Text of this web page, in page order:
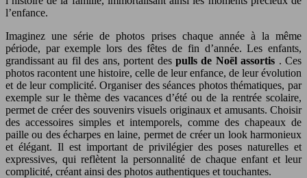
l’enfance.
Imaginez une série de photos prises chaque année à la même
période, par exemple lors des fêtes de fin d’année. Les enfants,
grandissant au fil des ans, portent des pulls de Noël assortis . Ces
photos racontent une histoire, celle de leur enfance, de leur évolution
et de leur complicité. Organiser des séances photos thématiques, par
exemple sur le thème des vacances d’été ou de la rentrée scolaire,
permet de créer des souvenirs visuels originaux et amusants. Choisir
des accessoires simples et intemporels, comme des chapeaux de
paille ou des écharpes en laine, permet de créer un look harmonieux
et élégant. Il est important de privilégier des poses naturelles et
expressives, qui reflètent la personnalité de chaque enfant et leur
complicité, créant ainsi des photos authentiques et touchantes.